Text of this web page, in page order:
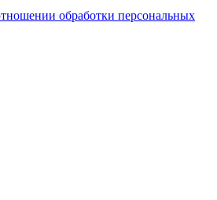
обработки персональных